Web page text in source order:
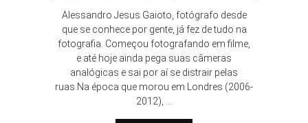
Alessandro Jesus Gaioto, fotógrafo desde
que se conhece por gente, já fez de tudo na
fotografia. Começou fotografando em filme,
e até hoje ainda pega suas câmeras
analógicas e sai por aí se distrair pelas
ruas.Na época que morou em Londres (2006-
2012), ...